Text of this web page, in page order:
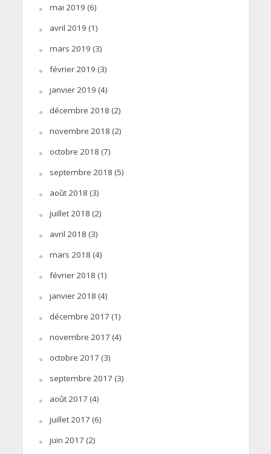
mai 2019 (6)
avril 2019 (1)
mars 2019 (3)
février 2019 (3)
janvier 2019 (4)
décembre 2018 (2)
novembre 2018 (2)
octobre 2018 (7)
septembre 2018 (5)
août 2018 (3)
juillet 2018 (2)
avril 2018 (3)
mars 2018 (4)
février 2018 (1)
janvier 2018 (4)
décembre 2017 (1)
novembre 2017 (4)
octobre 2017 (3)
septembre 2017 (3)
août 2017 (4)
juillet 2017 (6)
juin 2017 (2)